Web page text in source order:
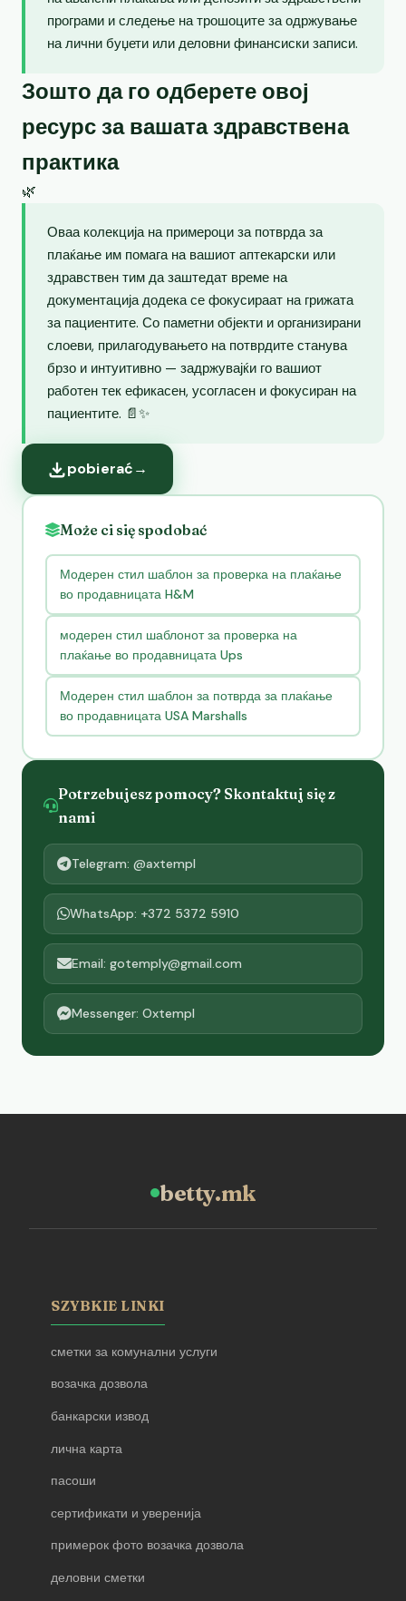
програми и следење на трошоците за одржување
на лични буџети или деловни финансиски записи.
Зошто да го одберете овој
ресурс за вашата здравствена
практика
🌿
Оваа колекција на примероци за потврда за
плаќање им помага на вашиот аптекарски или
здравствен тим да заштедат време на
документација додека се фокусираат на грижата
за пациентите. Со паметни објекти и организирани
слоеви, прилагодувањето на потврдите станува
брзо и интуитивно — задржувајќи го вашиот
работен тек ефикасен, усогласен и фокусиран на
пациентите. 📄✨
pobierać→
Może ci się spodobać
Модерен стил шаблон за проверка на плаќање
во продавницата H&M
модерен стил шаблонот за проверка на
плаќање во продавницата Ups
Модерен стил шаблон за потврда за плаќање
во продавницата USA Marshalls
Potrzebujesz pomocy? Skontaktuj się z
nami
Telegram: @axtempl
WhatsApp: +372 5372 5910
Email: gotemply@gmail.com
Messenger: Oxtempl
betty.mk
SZYBKIE LINKI
сметки за комунални услуги
возачка дозвола
банкарски извод
лична карта
пасоши
сертификати и уверенија
примерок фото возачка дозвола
деловни сметки